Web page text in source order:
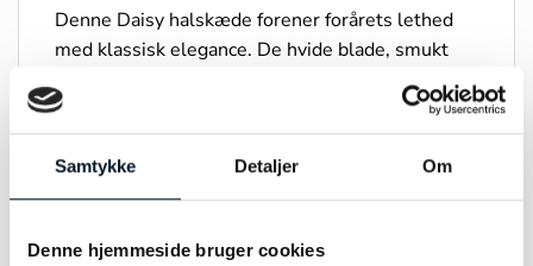
Samtykke Detaljer Om
Denne hjemmeside bruger cookies
Denne Daisy halskæde forener forårets lethed
med klassisk elegance. De hvide blade, smukt
håndmalet, og de fine detaljer i sølv som er
belagt med 18 karat guld indfanger
marguerittens naturlige skønhed. Vedhænget
hænger i en elegant kæde af sølv som er belagt
med 18 karat guld og udgør et charmerende og